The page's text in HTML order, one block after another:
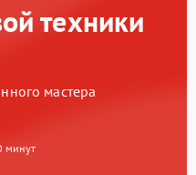
техники
мастера
минут